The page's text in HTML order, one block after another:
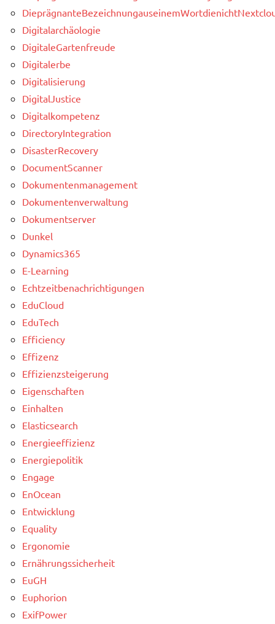
Digitalarchäologie
DigitaleGartenfreude
Digitalerbe
Digitalisierung
DigitalJustice
Digitalkompetenz
DirectoryIntegration
DisasterRecovery
DocumentScanner
Dokumentenmanagement
Dokumentenverwaltung
Dokumentserver
Dunkel
Dynamics365
E-Learning
Echtzeitbenachrichtigungen
EduCloud
EduTech
Efficiency
Effizenz
Effizienzsteigerung
Eigenschaften
Einhalten
Elasticsearch
Energieeffizienz
Energiepolitik
Engage
EnOcean
Entwicklung
Equality
Ergonomie
Ernährungssicherheit
EuGH
Euphorion
ExifPower